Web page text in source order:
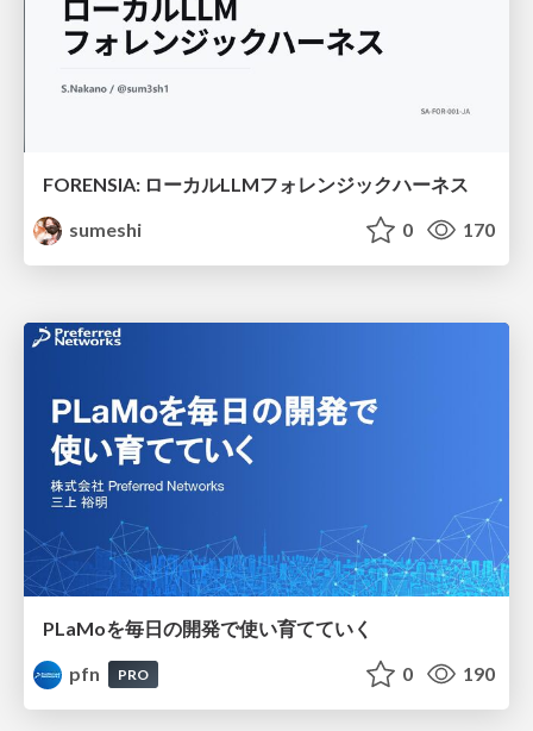
FORENSIA: ローカルLLMフォレンジックハーネス
sumeshi
0 170
PLaMoを毎日の開発で使い育てていく
pfn
PRO 0 190